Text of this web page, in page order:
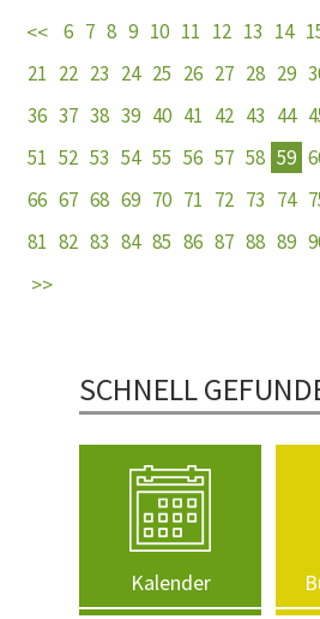
6 7 8 9 10 11 12 13 14
21 22 23 24 25 26 27 28 29
36 37 38 39 40 41 42 43 44
51 52 53 54 55 56 57 58 59
66 67 68 69 70 71 72 73 74
81 82 83 84 85 86 87 88 89
SCHNELL
Kalender